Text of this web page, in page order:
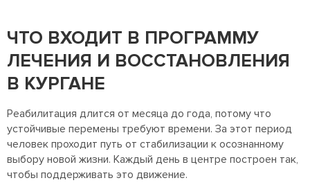
ЧТО ВХОДИТ В ПРОГРАММУ
ЛЕЧЕНИЯ И ВОССТАНОВЛЕНИЯ
В КУРГАНЕ
Реабилитация длится от месяца до года, потому что
устойчивые перемены требуют времени. За этот период
человек проходит путь от стабилизации к осознанному
выбору новой жизни. Каждый день в центре построен так,
чтобы поддерживать это движение.